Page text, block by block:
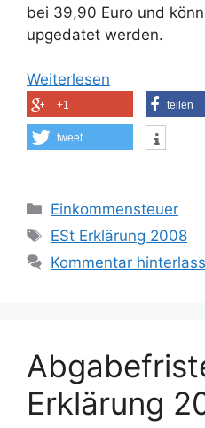
bei 39,90 Euro und
upgedatet werden.
Weiterlesen
+1 teilen
tweet
Kategorien
Einkommensteuer
Schlagwörter
ESt Erklärung 2008
Kommentar
Erklärung